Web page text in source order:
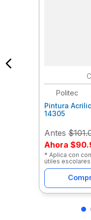
Politec
Pintura
14305
Antes
Ahora
* Aplica con
útiles